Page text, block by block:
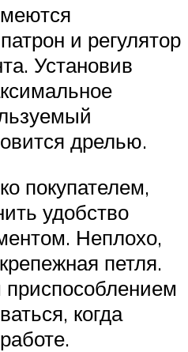
и регулятор
Установив
дрелью.
покупателем,
удобство
Неплохо,
петля.
когда